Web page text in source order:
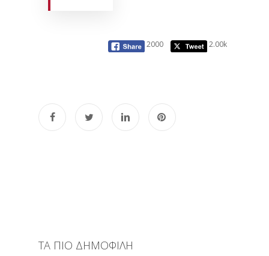
2000 2.00k
ΤΑ ΠΙΟ ΔΗΜΟΦΙΛΗ